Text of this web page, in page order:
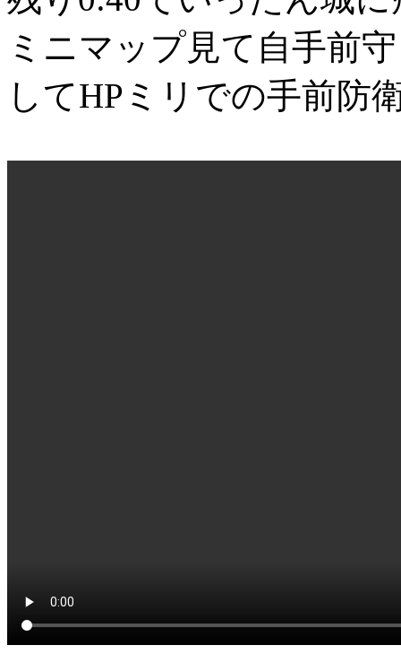
ミニマップ見て自手前
してHPミリでの手前防